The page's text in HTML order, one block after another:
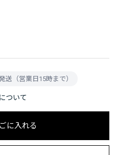
に入れる
送（営業日15時まで）
ついて